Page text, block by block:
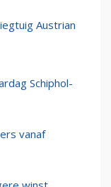
Austrian
Schiphol-
vanaf